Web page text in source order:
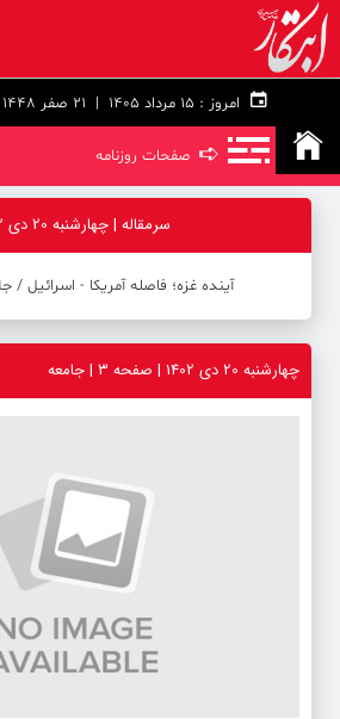
امروز : 21 صفر 1448
➪ صفحات روزنامه
سرمقاله | چهارشنبه 20 دی 1402
آینده غزه؛ فاصله آمریکا - اسرائیل
چهارشنبه 20 دی 1402 | صفحه ۳ | جامعه